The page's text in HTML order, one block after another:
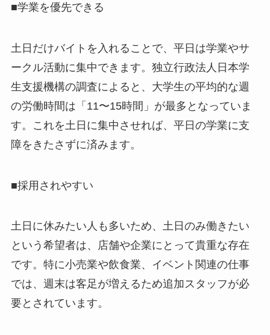
■学業を優先できる
土日だけバイトを入れることで、平日は学業やサ
ークル活動に集中できます。独立行政法人日本学
生支援機構の調査によると、大学生の平均的な週
の労働時間は「11〜15時間」が最多となっていま
す。これを土日に集中させれば、平日の学業に支
障をきたさずに済みます。
■採用されやすい
土日に休みたい人も多いため、土日のみ働きたい
という希望者は、店舗や企業にとって貴重な存在
です。特に小売業や飲食業、イベント関連の仕事
では、週末は客足が増えるため追加スタッフが必
要とされています。